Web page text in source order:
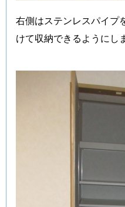
右側はステンレスパイプ
けて収納できるようにし